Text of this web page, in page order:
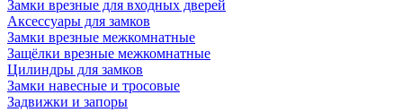
Замки врезные для входных дверей
Аксессуары для замков
Замки врезные межкомнатные
Защёлки врезные межкомнатные
Цилиндры для замков
Замки навесные и тросовые
Задвижки и запоры